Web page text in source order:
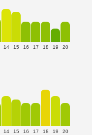
14 15 16 17 18 19 20
14 15 16 17 18 19 20